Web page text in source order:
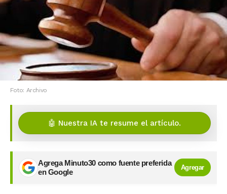
Foto: Archivo
🤖 Nuestra IA te resume el artículo.
Agrega Minuto30 como fuente preferida
en Google
Agregar